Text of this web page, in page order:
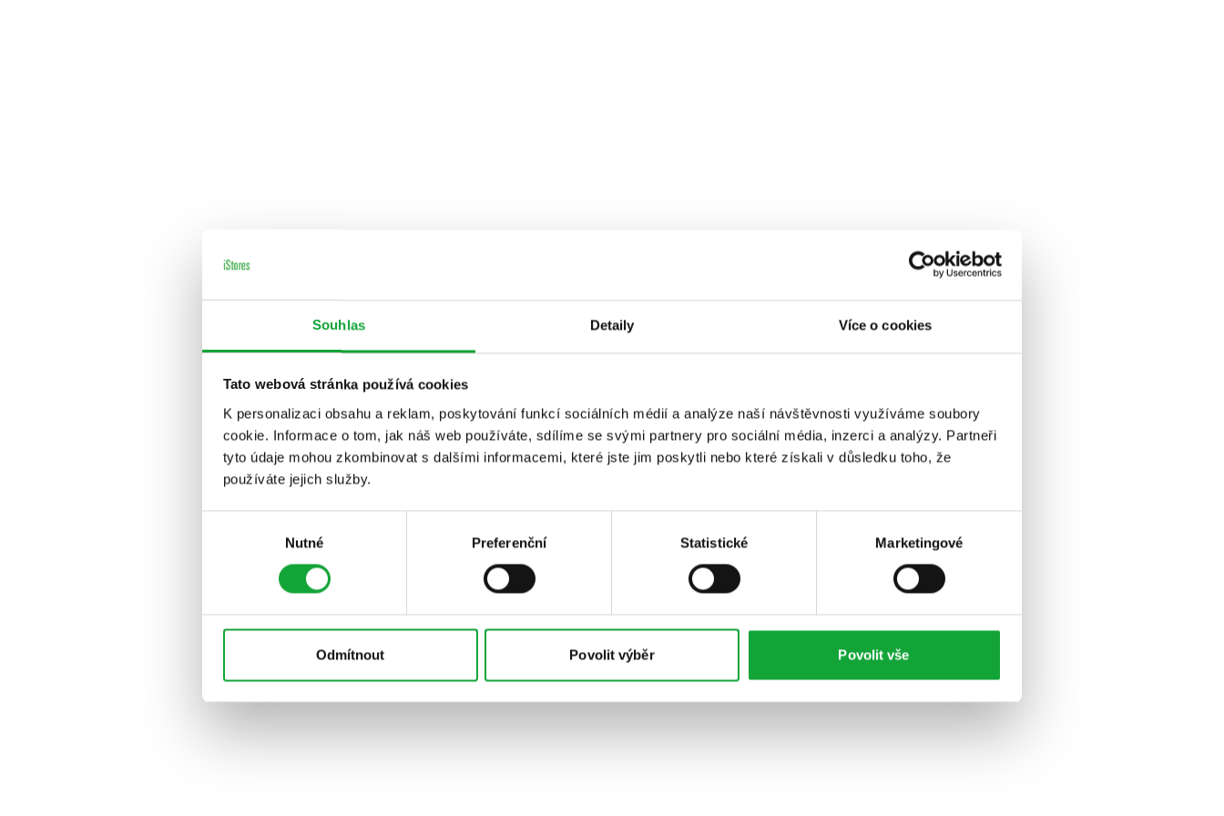
Souhlas Detaily Více o cookies
Tato webová stránka používá cookies
K personalizaci obsahu a reklam, poskytování funkcí sociálních médií a analýze naší návštěvnosti využíváme soubory
cookie. Informace o tom, jak náš web používáte, sdílíme se svými partnery pro sociální média, inzerci a analýzy. Partneři
tyto údaje mohou zkombinovat s dalšími informacemi, které jste jim poskytli nebo které získali v důsledku toho, že
používáte jejich služby.
Nutné Preferenční Statistické Marketingové
Odmítnout Povolit výběr Povolit vše